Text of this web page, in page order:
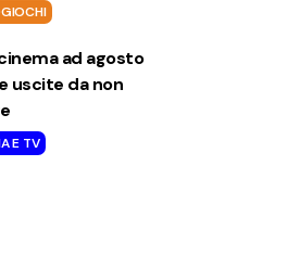
ad agosto
uscite da non
E TV